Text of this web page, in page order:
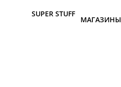
SUPER STUFF
МАГАЗИНЫ